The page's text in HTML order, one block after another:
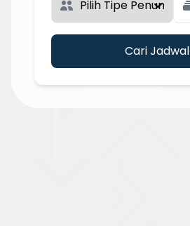
Cari Jadwal